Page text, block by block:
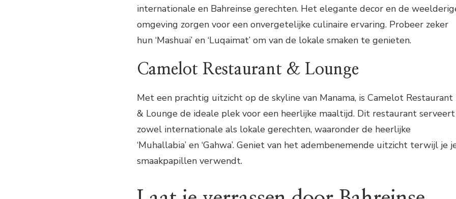
internationale en Bahreinse gerechten. Het elegante decor en de
omgeving zorgen voor een onvergetelijke culinaire ervaring. Probeer zeker
hun ‘Mashuai’ en ‘Luqaimat’ om van de lokale smaken te genieten.
Camelot Restaurant & Lounge
Met een prachtig uitzicht op de skyline van Manama, is Camelot Restaurant
& Lounge de ideale plek voor een heerlijke maaltijd. Dit restaurant serveert
zowel internationale als lokale gerechten, waaronder de heerlijke
‘Muhallabia’ en ‘Gahwa’. Geniet van het adembenemende uitzicht terwijl je
smaakpapillen verwendt.